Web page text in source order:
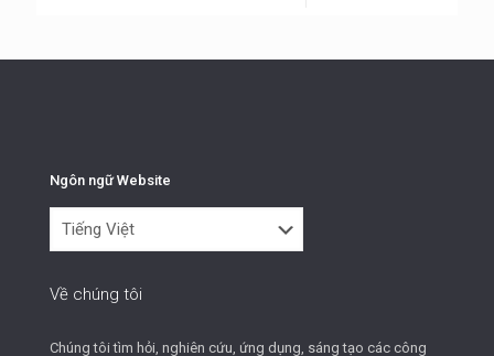
Ngôn ngữ Website
ngữ
Về chúng tôi
Chúng tôi tìm hỏi, nghiên cứu, ứng dụng, sáng tạo các công